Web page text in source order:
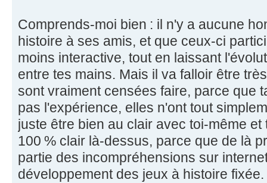
Comprends-moi bien : il n'y a aucune
histoire à ses amis, et que ceux-ci
moins interactive, tout en laissant
entre tes mains. Mais il va falloir être
sont vraiment censées faire, parce que
pas l'expérience, elles n'ont tout
juste être bien au clair avec toi-même
100 % clair là-dessus, parce que de là
partie des incompréhensions sur
développement des jeux à histoire fixée.